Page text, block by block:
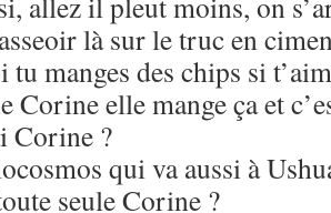
là sur le truc en
tu manges des chips si
Corine elle mange ça et
Corine ?
qui va aussi à
seule Corine ?